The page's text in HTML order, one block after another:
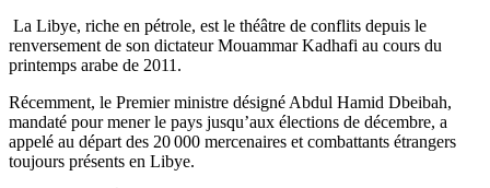
La Libye, riche en pétrole, est le théâtre de conflits depuis le
renversement de son dictateur Mouammar Kadhafi au cours du
printemps arabe de 2011.
Récemment, le Premier ministre désigné Abdul Hamid Dbeibah,
mandaté pour mener le pays jusqu’aux élections de décembre, a
appelé au départ des 20 000 mercenaires et combattants étrangers
toujours présents en Libye.